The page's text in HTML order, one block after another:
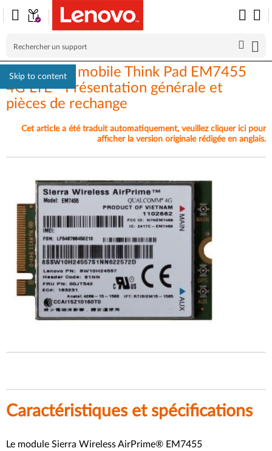
Skip to content
Haut débit mobile Think Pad EM7455
4G LTE - Présentation générale et
pièces de rechange
Cet article a été traduit automatiquement, veuillez cliquer ici pour
afficher la version originale rédigée en anglais.
Caractéristiques et spécifications
Le module Sierra Wireless AirPrime® EM7455